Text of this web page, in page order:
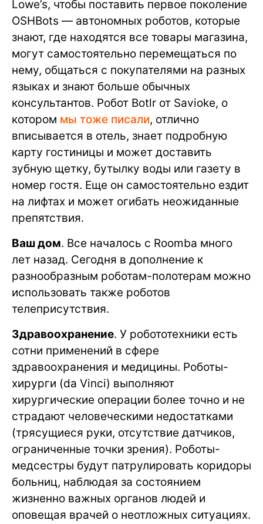
Lowe’s, чтобы поставить первое поколение
OSHBots — автономных роботов, которые
знают, где находятся все товары магазина,
могут самостоятельно перемещаться по
нему, общаться с покупателями на разных
языках и знают больше обычных
консультантов. Робот Botlr от Savioke, о
котором мы тоже писали, отлично
вписывается в отель, знает подробную
карту гостиницы и может доставить
зубную щетку, бутылку воды или газету в
номер гостя. Еще он самостоятельно ездит
на лифтах и может огибать неожиданные
препятствия.
Ваш дом. Все началось с Roomba много
лет назад. Сегодня в дополнение к
разнообразным роботам-полотерам можно
использовать также роботов
телеприсутствия.
Здравоохранение. У робототехники есть
сотни применений в сфере
здравоохранения и медицины. Роботы-
хирурги (da Vinci) выполняют
хирургические операции более точно и не
страдают человеческими недостатками
(трясущиеся руки, отсутствие датчиков,
ограниченные точки зрения). Роботы-
медсестры будут патрулировать коридоры
больниц, наблюдая за состоянием
жизненно важных органов людей и
оповещая врачей о неотложных ситуациях.